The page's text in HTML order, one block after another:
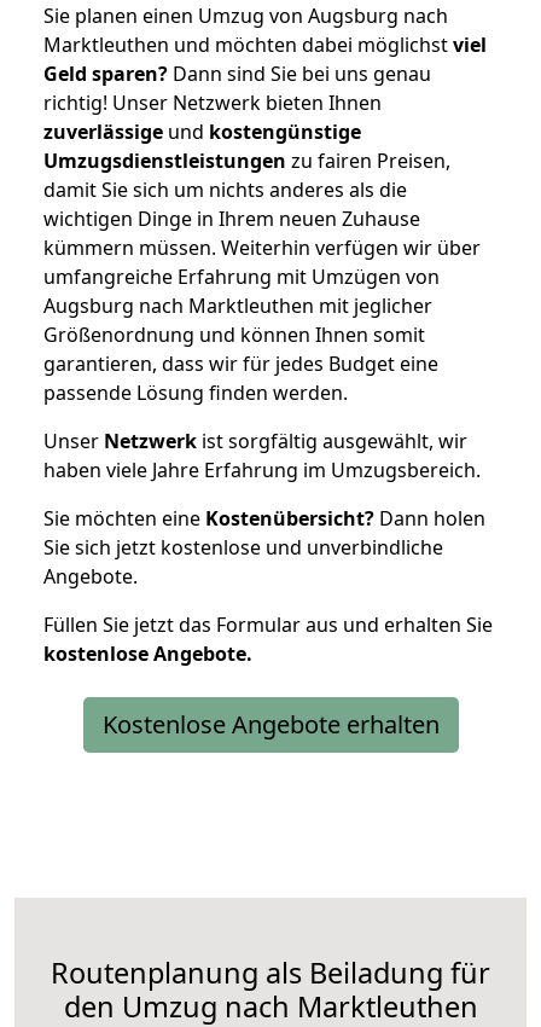
Sie planen einen Umzug von Augsburg nach
Marktleuthen und möchten dabei möglichstviel
Geld sparen? Dann sind Sie bei uns genau
richtig! Unser Netzwerk bieten Ihnen
zuverlässige und kostengünstige
Umzugsdienstleistungen zu fairen Preisen,
damit Sie sich um nichts anderes als die
wichtigen Dinge in Ihrem neuen Zuhause
kümmern müssen. Weiterhin verfügen wir über
umfangreiche Erfahrung mit Umzügen von
Augsburg nach Marktleuthen mit jeglicher
Größenordnung und können Ihnen somit
garantieren, dass wir für jedes Budget eine
passende Lösung finden werden.
Unser Netzwerk ist sorgfältig ausgewählt, wir
haben viele Jahre Erfahrung im Umzugsbereich.
Sie möchten eine Kostenübersicht? Dann holen
Sie sich jetzt kostenlose und unverbindliche
Angebote.
Füllen Sie jetzt das Formular aus und erhalten Sie
kostenloseAngebote.
Kostenlose Angebote erhalten
Routenplanung als Beiladung für
den Umzug nach Marktleuthen